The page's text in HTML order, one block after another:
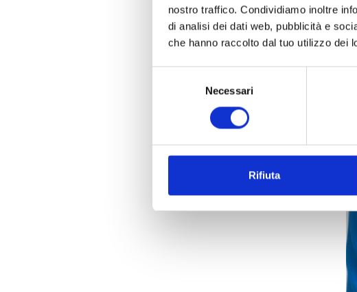
nostro traffico. Condividiamo inoltre
di analisi dei dati web, pubblicità e
che hanno raccolto dal tuo utilizzo dei
Necessari
Rifiuta